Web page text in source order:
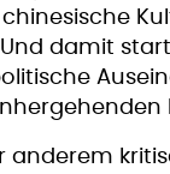
damit
anderem